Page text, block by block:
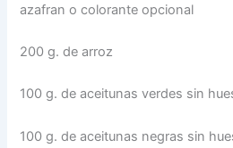
azafran o colorante opcional
200 g. de arroz
100 g. de aceitunas verdes sin
100 g. de aceitunas negras sin